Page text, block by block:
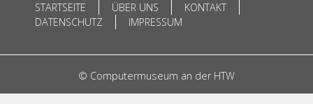
STARTSEITE ÜBER UNS
KONTAKT
DATENSCHUTZ
IMPRESSUM
© Computermuseum an der HTW